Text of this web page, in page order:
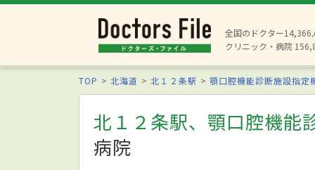
全国のドクター14,366
クリニック・病院
TOP 北海道 北１２条駅 顎口腔機能診断施設指定
北１２条駅、顎口腔機能
病院